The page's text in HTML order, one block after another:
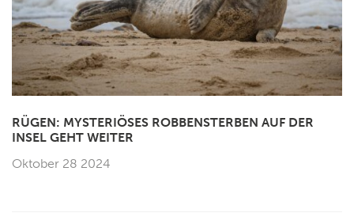
RÜGEN: MYSTERIÖSES ROBBENSTERBEN AUF DER
INSEL GEHT WEITER
Oktober 28 2024